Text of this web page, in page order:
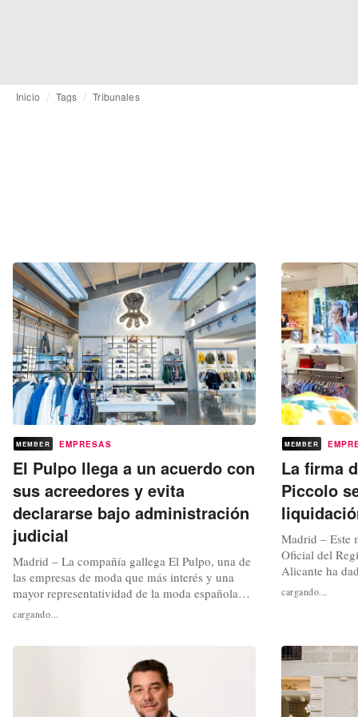
Inicio Tags Tribunales
MEMBER EMPRESAS
El Pulpo llega a un acuerdo con
sus acreedores y evita
declararse bajo administración
judicial
Madrid – La compañía gallega El Pulpo, una de
las empresas de moda que más interés y una
mayor representatividad de la moda española
había venido tomando desde su fundación en
2005, ha logrado finalmente llegar a un acuerdo
y su negocio. Un proceso en el que se
mantenían enfrascados “sottovoce”...
cargando...
MEMBER
La firma
Piccolo
Madrid – Este
Oficial del
Alicante ha
en el que ha
cuyas
cargando...